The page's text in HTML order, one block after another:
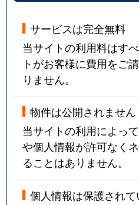
サービスは完全無料
当サイトの利用料はす
トがお客様に費用をご
りません。
物件は公開されません
当サイトの利用によっ
や個人情報が許可なく
ることはありません。
個人情報は保護されて